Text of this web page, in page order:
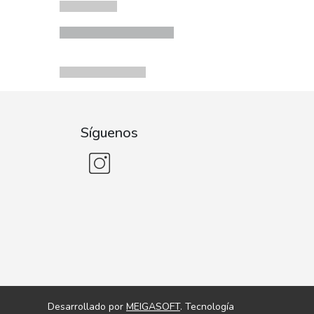
Síguenos
Desarrollado por MEIGASOFT. Tecnología